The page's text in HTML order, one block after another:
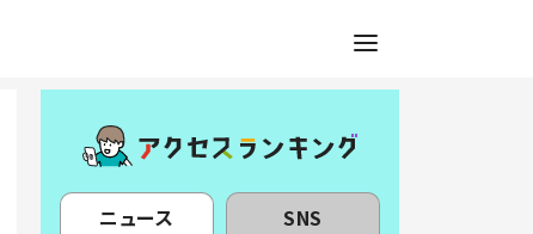
ニュース SNS